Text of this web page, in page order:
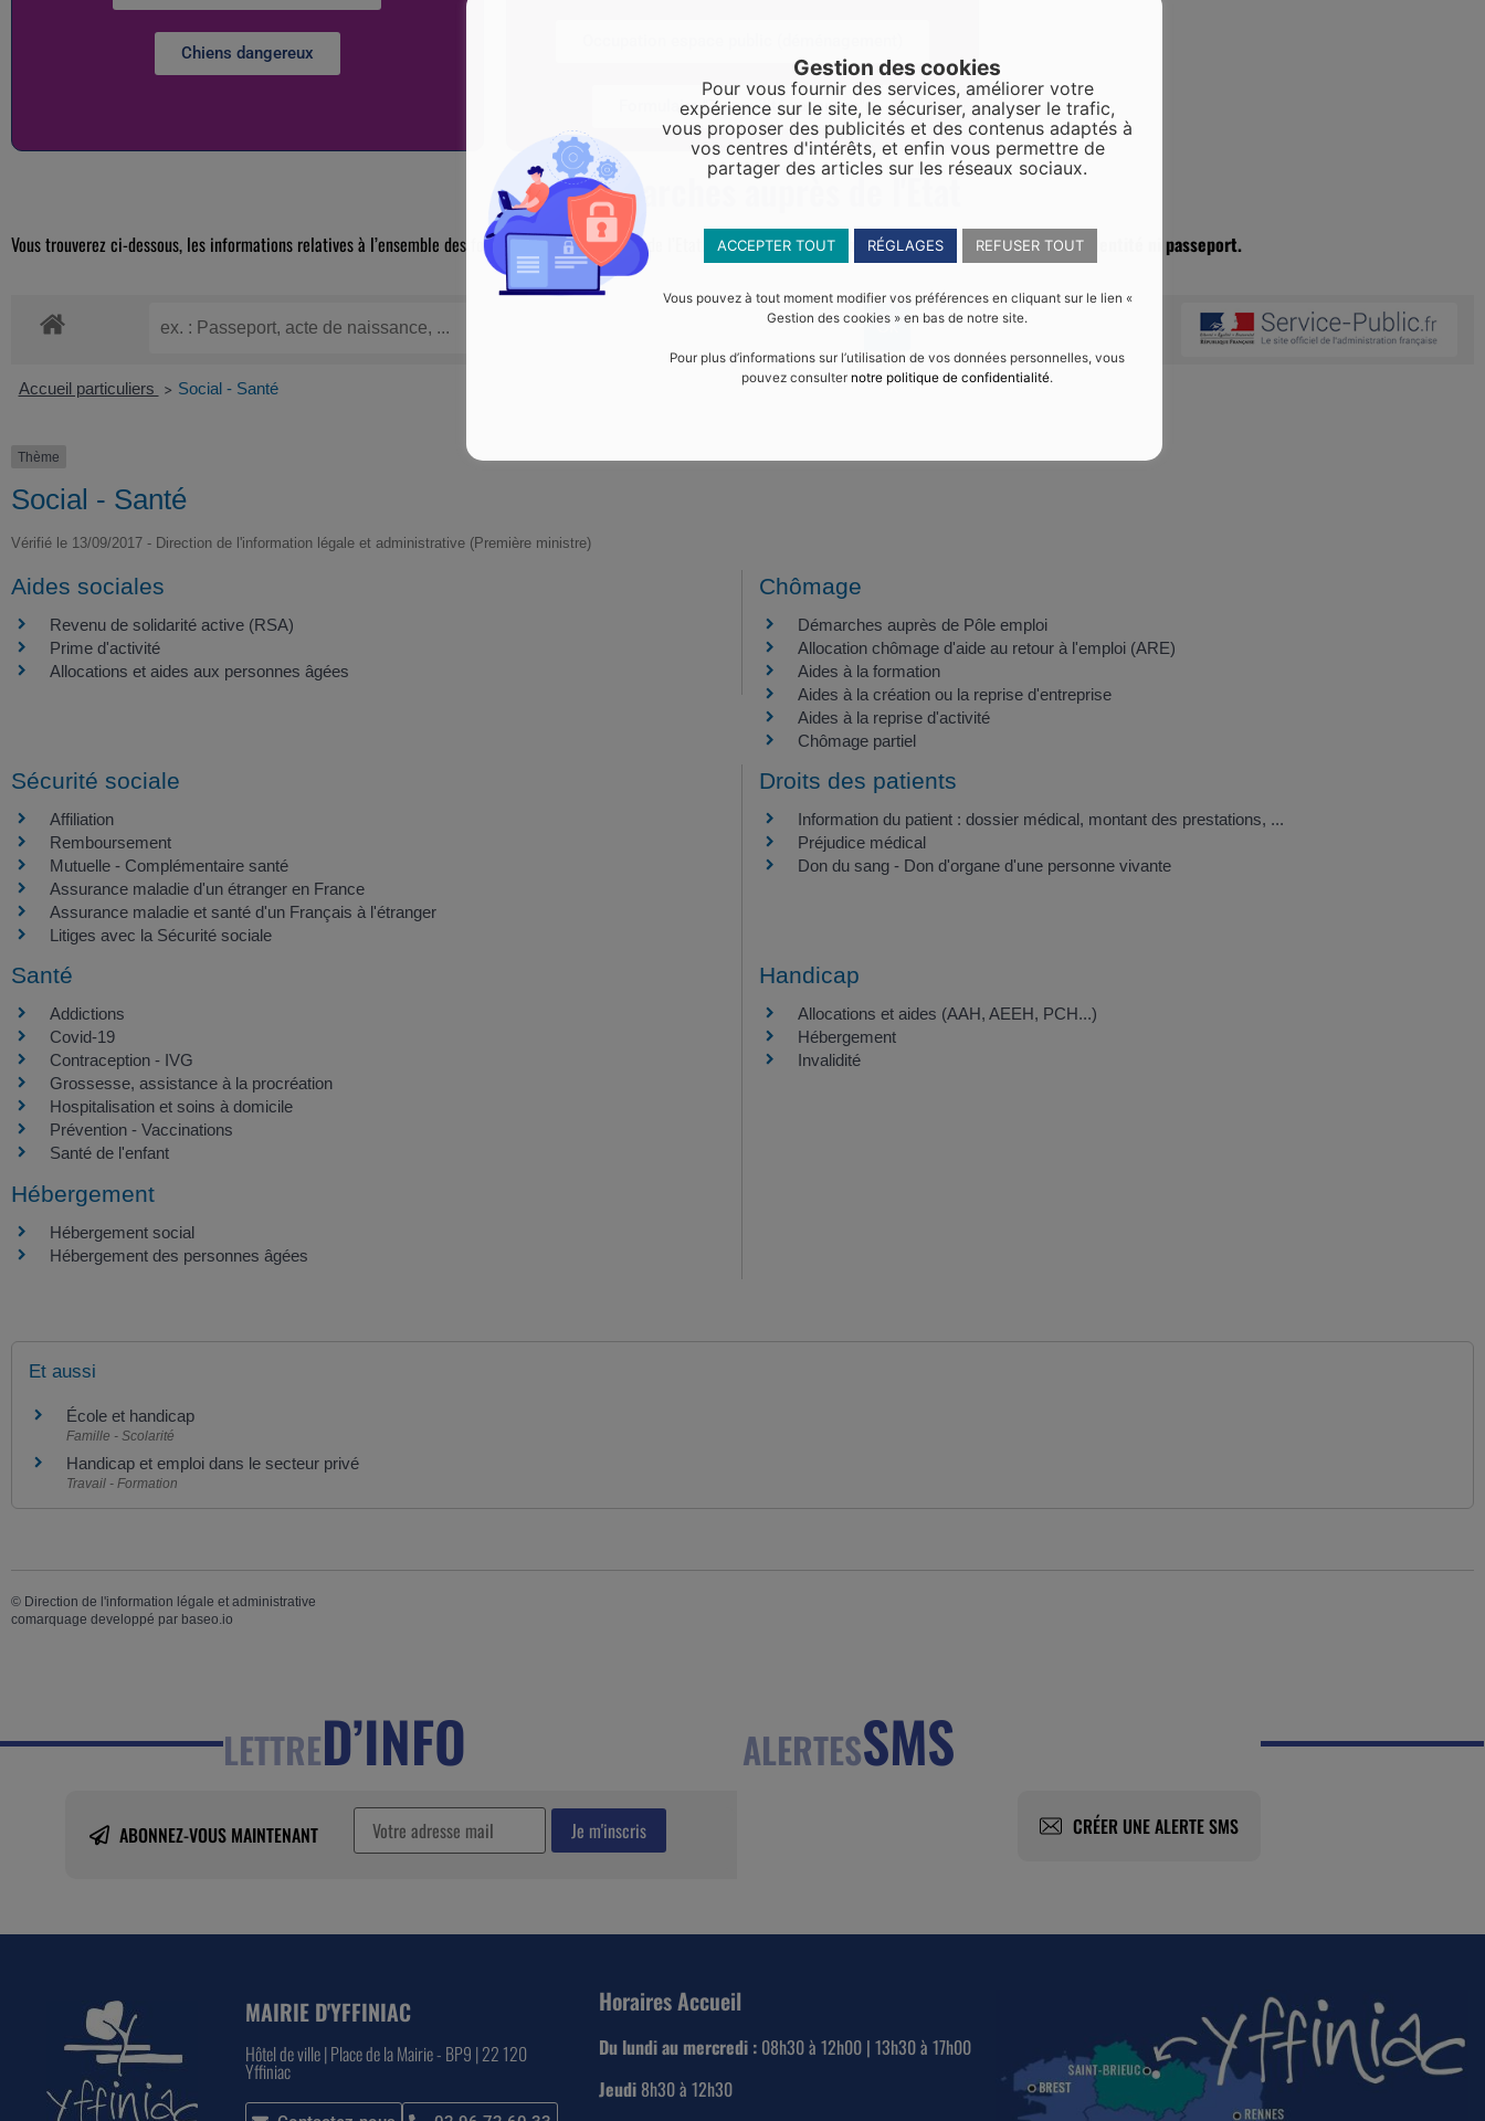
Chiens dangereux
Formulaire "Tranquilité vacances"
Vos démarches auprès de l'Etat
Vous trouverez ci-dessous, les informations relatives à l’ensemble des formalités administratives de l’Etat. Comme indiqué, la mairie d’Yffiniac ne fait ni carte d’identité ni passeport.
Accueil particuliers > Social - Santé
Thème
Social - Santé
Vérifié le 13/09/2017 - Direction de l'information légale et administrative (Première ministre)
Aides sociales
Revenu de solidarité active (RSA)
Prime d'activité
Allocations et aides aux personnes âgées
Chômage
Démarches auprès de Pôle emploi
Allocation chômage d'aide au retour à l'emploi (ARE)
Aides à la formation
Aides à la création ou la reprise d'entreprise
Aides à la reprise d'activité
Chômage partiel
Sécurité sociale
Affiliation
Remboursement
Mutuelle - Complémentaire santé
Assurance maladie d'un étranger en France
Assurance maladie et santé d'un Français à l'étranger
Litiges avec la Sécurité sociale
Droits des patients
Information du patient : dossier médical, montant des prestations, ...
Préjudice médical
Don du sang - Don d'organe d'une personne vivante
Santé
Addictions
Covid-19
Contraception - IVG
Grossesse, assistance à la procréation
Hospitalisation et soins à domicile
Prévention - Vaccinations
Santé de l'enfant
Handicap
Allocations et aides (AAH, AEEH, PCH...)
Hébergement
Invalidité
Hébergement
Hébergement social
Hébergement des personnes âgées
Et aussi
École et handicap
Famille - Scolarité
Handicap et emploi dans le secteur privé
Travail - Formation
© Direction de l'information légale et administrative
comarquage developpé par baseo.io
LETTRED’INFO
ABONNEZ-VOUS MAINTENANT
ALERTESSMS
CRÉER UNE ALERTE SMS
MAIRIE D'YFFINIAC
Hôtel de ville | Place de la Mairie - BP9 | 22 120
Yffiniac
Horaires Accueil
Du lundi au mercredi :08h30 à 12h00 | 13h30 à 17h00
Jeudi8h30 à 12h30
Gestion des cookies
Pour vous fournir des services, améliorer votre
expérience sur le site, le sécuriser, analyser le trafic,
vous proposer des publicités et des contenus adaptés à
vos centres d'intérêts, et enfin vous permettre de
partager des articles sur les réseaux sociaux.
ACCEPTER TOUT RÉGLAGES REFUSER TOUT
Vous pouvez à tout moment modifier vos préférences en cliquant sur le lien «
Gestion des cookies » en bas de notre site.
Pour plus d’informations sur l’utilisation de vos données personnelles, vous
pouvez consulter notre politique de confidentialité.